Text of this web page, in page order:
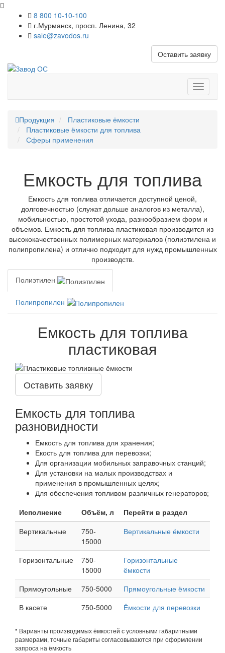
8 800 10-10-100
г.Мурманск, просп. Ленина, 32
sale@zavodos.ru
Оставить заявку
меню
Продукция
Пластиковые ёмкости
Пластиковые ёмкости для топлива
Сферы применения
Емкость для топлива
Емкость для топлива отличается доступной ценой,
долговечностью (служат дольше аналогов из металла),
мобильностью, простотой ухода, разнообразием форм и
объемов. Емкость для топлива пластиковая производится из
высококачественных полимерных материалов (полиэтилена и
полипропилена) и отлично подходит для нужд промышленных
производств.
Полиэтилен
Полипропилен
Емкость для топлива
пластиковая
Оставить заявку
Емкость для топлива
разновидности
Емкость для топлива для хранения;
Екость для топлива для перевозки;
Для организации мобильных заправочных станций;
Для установки на малых производствах и
применения в промышленных целях;
Для обеспечения топливом различных генераторов;
Исполнение
Объём, л
Перейти в раздел
Вертикальные
750-
15000
Вертикальные ёмкости
Горизонтальные
750-
15000
Горизонтальные
ёмкости
Прямоугольные
750-5000
Прямоугольные ёмкости
В касете
750-5000 Ёмкости для перевозки
* Варианты производимых ёмкостей с условными габаритными
размерами, точные габариты согласовываются при оформлении
запроса на ёмкость